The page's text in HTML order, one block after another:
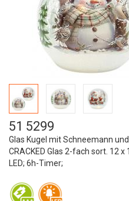
51 5299
Glas Kugel mit Schneemann
CRACKED Glas 2-fach sort. 12
LED; 6h-Timer;